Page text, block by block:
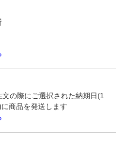
の際にご選択された納期日(1
商品を発送します